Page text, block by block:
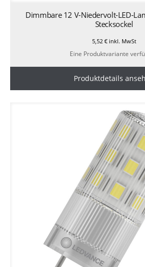
Dimmbare 12 V-Niedervolt-LED-
Stecksockel
5,52 €inkl. MwSt
Eine Produktvariante
Produktdetails